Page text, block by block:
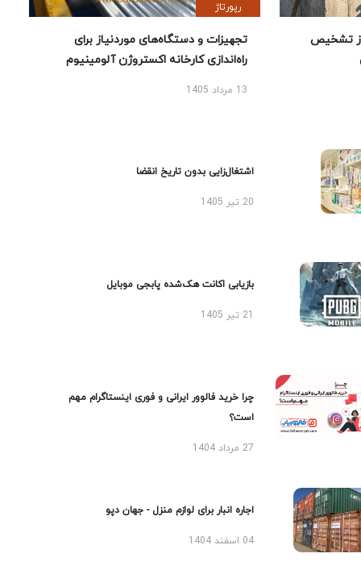
تشخیص
رپورتاژ
تجهیزات و دستگاه‌های موردنیاز برای
راه‌اندازی کارخانه اکستروژن آلومینیوم
13 مرداد 1405
اشتغال‌زایی بدون تاریخ انقضا
20 تیر 1405
بازیابی اکانت هک‌شده پابجی موبایل
چرا خرید فالوور ایرانی و فوری اینستاگرام مهم
است؟
27 مرداد 1404
اجاره انبار برای لوازم منزل - جهان دپو
04 اسفند 1404